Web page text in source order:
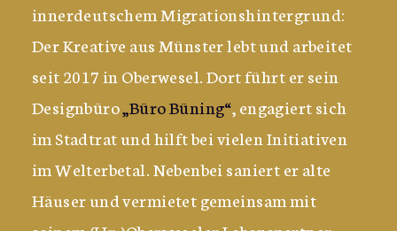
innerdeutschem Migrationshintergrund:
Der Kreative aus Münster lebt und arbeitet
seit 2017 in Oberwesel. Dort führt er sein
Designbüro„Büro Büning“, engagiert sich
im Stadtrat und hilft bei vielen Initiativen
im Welterbetal. Nebenbei saniert er alte
Häuser und vermietet gemeinsam mit